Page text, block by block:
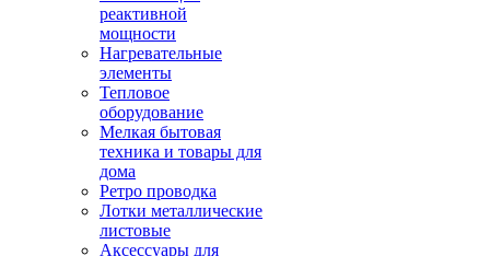
реактивной
мощности
Нагревательные
элементы
Тепловое
оборудование
Мелкая бытовая
техника и товары для
дома
Ретро проводка
Лотки металлические
листовые
Аксессуары для